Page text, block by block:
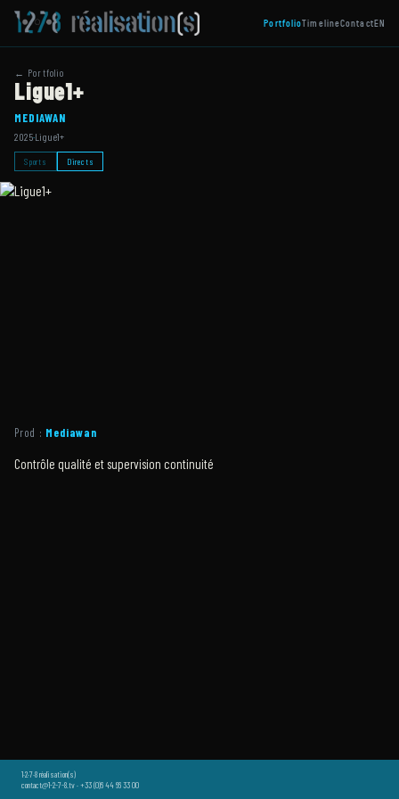
PortfolioTimelineContactEN
← Portfolio
Ligue1+
MEDIAWAN
2025·Ligue1+
Sports Directs
Prod : Mediawan
Contrôle qualité et supervision continuité
1·2·7·8 réalisation(s)
contact@1-2-7-8.tv · +33 (0)6 44 66 33 00